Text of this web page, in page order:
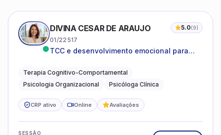
DIVINA CESAR DE ARAUJO 5.0(9)
01/22517
TCC e desenvolvimento emocional para
Terapia Cognitivo-Comportamental
Psicologia Organizacional
Psicóloga Clínica
CRP ativo Online Avaliações
SESSÃO